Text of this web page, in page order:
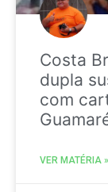
Costa
dupla
com
VER MATÉRIA »